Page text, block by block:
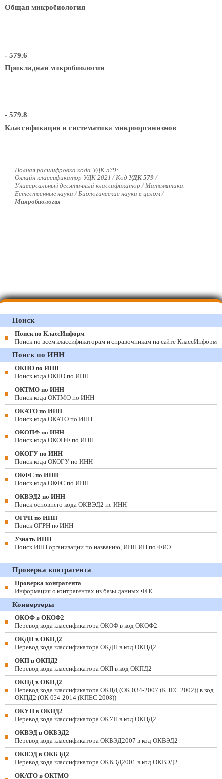
Общая микробиология
- 579.6
Прикладная микробиология
- 579.8
Классификация и систематика микроорганизмов
Полная расшифровка кода УДК 579:
Онлайн-классификатор УДК 2021 / Код УДК 579/
Универсальный десятичный классификатор / Математика.
Естественные науки / Биологические науки в целом /
Микробиология
Поиск
Поиск по КлассИнформ
Поиск по всем классификаторам и справочникам на сайте КлассИнформ
Поиск по ИНН
ОКПО по ИНН
Поиск кода ОКПО по ИНН
ОКТМО по ИНН
Поиск кода ОКТМО по ИНН
ОКАТО по ИНН
Поиск кода ОКАТО по ИНН
ОКОПФ по ИНН
Поиск кода ОКОПФ по ИНН
ОКОГУ по ИНН
Поиск кода ОКОГУ по ИНН
ОКФС по ИНН
Поиск кода ОКФС по ИНН
ОКВЭД2 по ИНН
Поиск основного кода ОКВЭД2 по ИНН
ОГРН по ИНН
Поиск ОГРН по ИНН
Узнать ИНН
Поиск ИНН организации по названию, ИНН ИП по ФИО
Проверка контрагента
Проверка контрагента
Информация о контрагентах из базы данных ФНС
Конвертеры
ОКОФ в ОКОФ2
Перевод кода классификатора ОКОФ в код ОКОФ2
ОКДП в ОКПД2
Перевод кода классификатора ОКДП в код ОКПД2
ОКП в ОКПД2
Перевод кода классификатора ОКП в код ОКПД2
ОКПД в ОКПД2
Перевод кода классификатора ОКПД (ОК 034-2007 (КПЕС 2002)) в код
ОКПД2 (ОК 034-2014 (КПЕС 2008))
ОКУН в ОКПД2
Перевод кода классификатора ОКУН в код ОКПД2
ОКВЭД в ОКВЭД2
Перевод кода классификатора ОКВЭД2007 в код ОКВЭД2
ОКВЭД в ОКВЭД2
Перевод кода классификатора ОКВЭД2001 в код ОКВЭД2
ОКАТО в ОКТМО